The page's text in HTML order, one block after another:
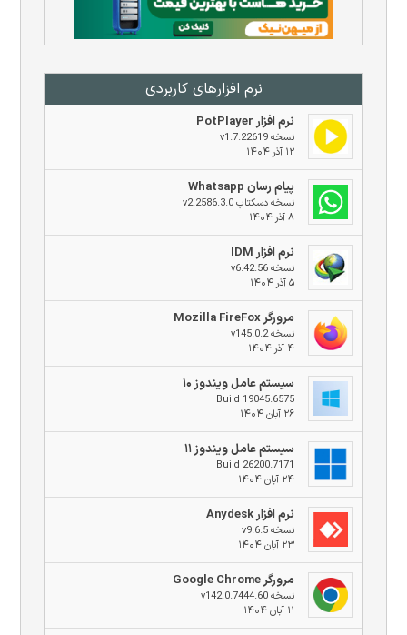
نرم افزار‌های کاربردی
نرم افزار PotPlayer
نسخه v1.7.22619
۱۲ آذر ۱۴۰۴
پیام رسان Whatsapp
نسخه دسکتاپ v2.2586.3.0
۸ آذر ۱۴۰۴
نرم افزار IDM
نسخه v6.42.56
۵ آذر ۱۴۰۴
مرورگر Mozilla FireFox
نسخه v145.0.2
۴ آذر ۱۴۰۴
سیستم عامل ویندوز ۱۰
Build 19045.6575
۲۶ آبان ۱۴۰۴
سیستم عامل ویندوز ۱۱
Build 26200.7171
۲۴ آبان ۱۴۰۴
نرم افزار Anydesk
نسخه v9.6.5
۲۳ آبان ۱۴۰۴
مرورگر Google Chrome
نسخه v142.0.7444.60
۱۱ آبان ۱۴۰۴